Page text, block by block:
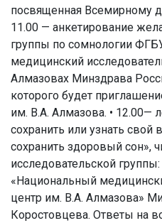
посвященная Всемирному
11.00 — анкетирование
группы по сомнологии
медицинский
Алмазовах Минздрава
которого будет
им. В.А. Алмазова. • 12.00—
сохранить или узнать свой
сохранить здоровый сон»,
исследовательской
«Национальный
центр им. В.А. Алмазова»
Коростовцева. Ответы на